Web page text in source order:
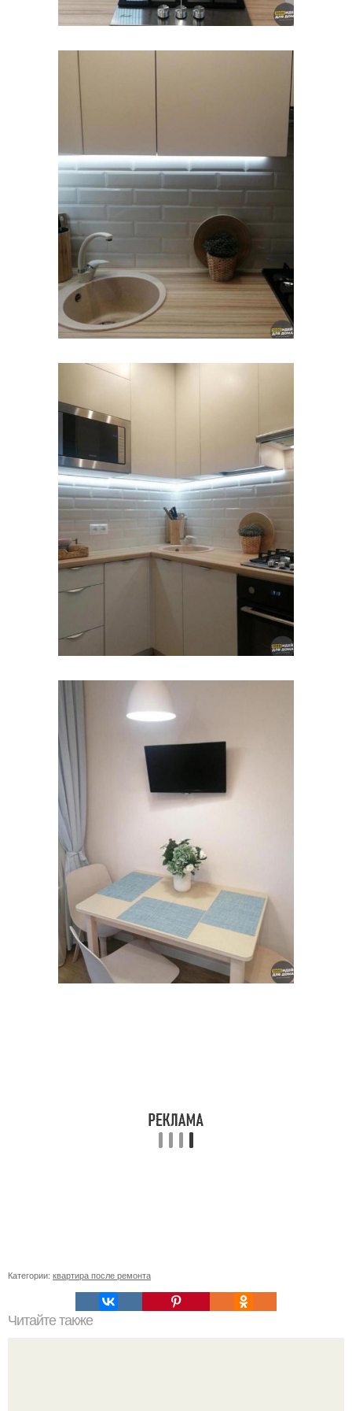
Категории: квартира после ремонта
Читайте также